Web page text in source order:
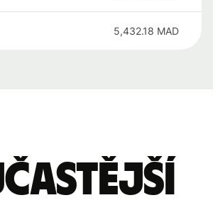
5,432.18 MAD